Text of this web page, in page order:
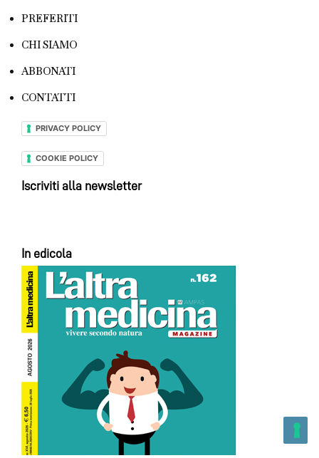
PREFERITI
CHI SIAMO
ABBONATI
CONTATTI
PRIVACY POLICY
COOKIE POLICY
Iscriviti alla newsletter
In edicola